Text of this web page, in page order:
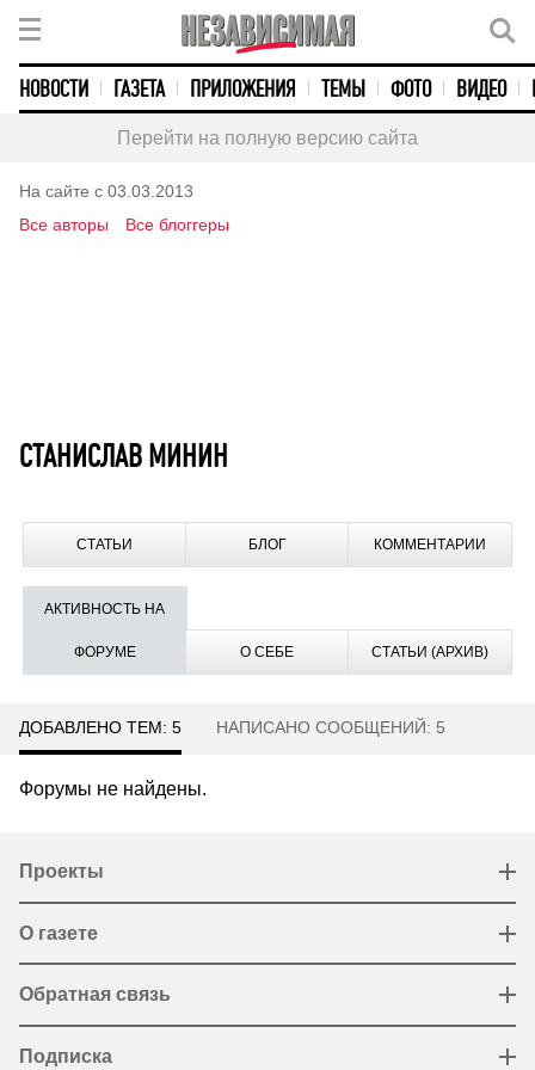
НОВОСТИ ГАЗЕТА ПРИЛОЖЕНИЯ ТЕМЫ ФОТО ВИДЕО
Перейти на полную версию сайта
На сайте с 03.03.2013
Все авторы
Все блоггеры
СТАНИСЛАВ МИНИН
СТАТЬИ БЛОГ КОММЕНТАРИИ
АКТИВНОСТЬ НА
ФОРУМЕ О СЕБЕ СТАТЬИ (АРХИВ)
ДОБАВЛЕНО ТЕМ: 5 НАПИСАНО СООБЩЕНИЙ: 5
Форумы не найдены.
Проекты
О газете
Обратная связь
Подписка